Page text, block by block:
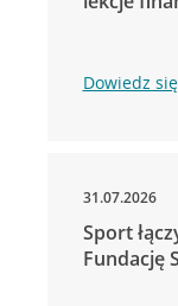
Dowiedz
31.07.2026
Sport
Fundację